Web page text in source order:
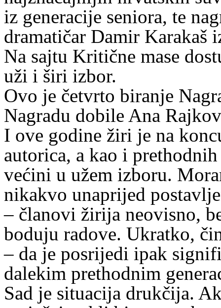
iz generacije seniora, te
dramatičar Damir Karakaš
Na sajtu Kritične mase
uži i širi izbor.
Ovo je četvrto biranje
Nagradu dobile Ana
I ove godine žiri je na
autorica, a kao i
većini u užem izboru.
nikakvo unaprijed
– članovi žirija neovisno,
boduju radove. Ukratko,
– da je posrijedi ipak
dalekim prethodnim
Sad je situacija drukčija.